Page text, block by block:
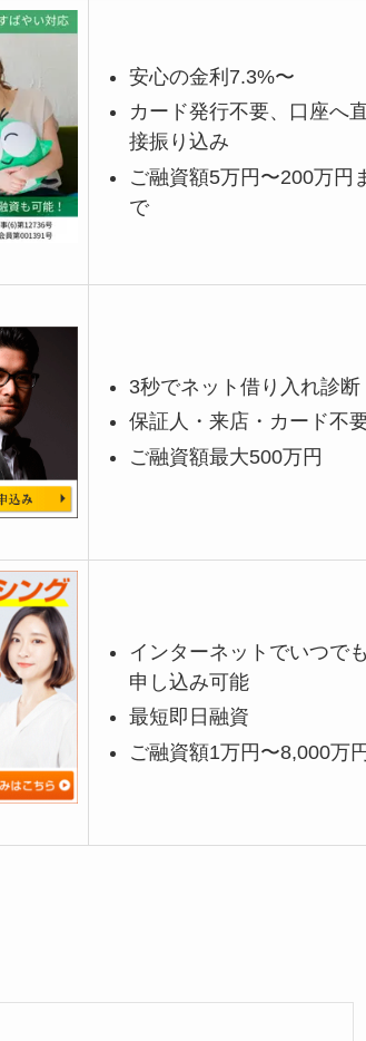
安心の金利7.3%〜
カード発行不要、口座へ
接振り込み
ご融資額5万円〜200万円
で
3秒でネット借り入れ診断
保証人・来店・カード不
ご融資額最大500万円
インターネットでいつでも
申し込み可能
最短即日融資
ご融資額1万円〜8,000万